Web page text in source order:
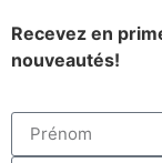
Recevez en
nouveautés!